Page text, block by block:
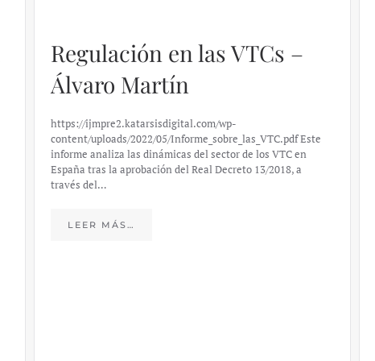
Regulación en las VTCs –
Álvaro Martín
https://ijmpre2.katarsisdigital.com/wp-
content/uploads/2022/05/Informe_sobre_las_VTC.pdf Este
informe analiza las dinámicas del sector de los VTC en
España tras la aprobación del Real Decreto 13/2018, a
través del…
LEER MÁS…